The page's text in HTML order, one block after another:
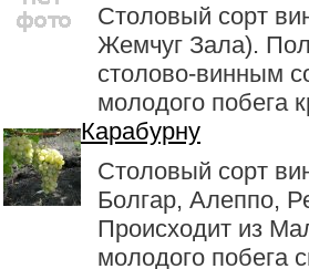
Столовый сорт
Жемчуг Зала).
столово-винным
молодого побега
Карабурну
Столовый сорт
Болгар, Алеппо,
Происходит из
молодого побега